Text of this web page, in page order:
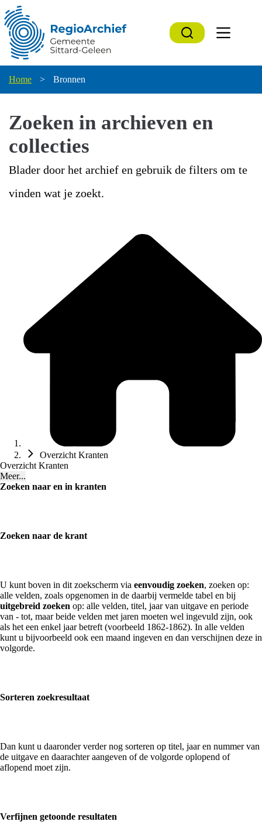
naar
de
inhoud
Home > Bronnen
Zoeken in archieven en
collecties
Blader door het archief en gebruik de filters om te
vinden wat je zoekt.
Overzicht Kranten
Overzicht Kranten
Meer...
Zoeken naar en in kranten
Zoeken naar de krant
U kunt boven in dit zoekscherm via eenvoudig zoeken, zoeken op:
alle velden, zoals opgenomen in de daarbij vermelde tabel en bij
uitgebreid zoeken op: alle velden, titel, jaar van uitgave en periode
van - tot, maar beide velden met jaren moeten wel ingevuld zijn, ook
als het een enkel jaar betreft (voorbeeld 1862-1862). In alle velden
kunt u bijvoorbeeld ook een maand ingeven en dan verschijnen deze in
volgorde.
Sorteren zoekresultaat
Dan kunt u daaronder verder nog sorteren op titel, jaar en nummer van
de uitgave en daarachter aangeven of de volgorde oplopend of
aflopend moet zijn.
Verfijnen getoonde resultaten